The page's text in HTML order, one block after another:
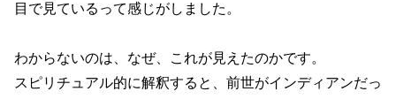
目で見ているって感じがしました。
わからないのは、なぜ、これが見えたのかです。
スピリチュアル的に解釈すると、前世がインディアンだっ